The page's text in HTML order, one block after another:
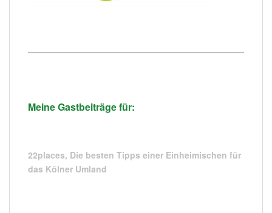
Meine Gastbeiträge für:
22places, Die besten Tipps einer Einheimischen für
das Kölner Umland